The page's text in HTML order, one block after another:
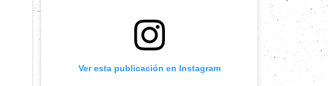
Ver esta publicación en Instagram